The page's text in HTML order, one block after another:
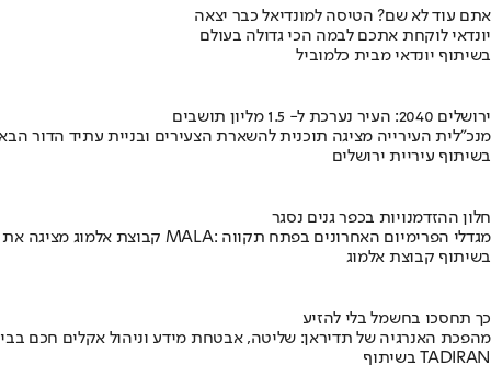
אתם עוד לא שם? הטיסה למונדיאל כבר יצאה
יונדאי לוקחת אתכם לבמה הכי גדולה בעולם
בשיתוף יונדאי מבית כלמוביל
ירושלים 2040: העיר נערכת ל- 1.5 מליון תושבים
מנכ"לית העירייה מציגה תוכנית להשארת הצעירים ובניית עתיד הדור
בשיתוף עיריית ירושלים
חלון ההזדמנויות בכפר גנים נסגר
קבוצת אלמוג מציגה את פרויקט MALA: מגדלי הפרימיום האחרונים בפתח תקווה
בשיתוף קבוצת אלמוג
כך תחסכו בחשמל בלי להזיע
מהפכת האנרגיה של תדיראן: שליטה, אבטחת מידע וניהול אקלים חכם
בשיתוף TADIRAN